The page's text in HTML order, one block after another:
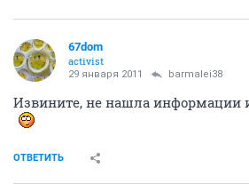
67dom
activist
29 января 2011 barmalei38
Извините, не нашла информации
ОТВЕТИТЬ